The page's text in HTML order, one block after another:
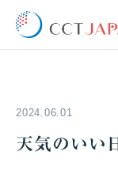
2024.06.01
天気のいい